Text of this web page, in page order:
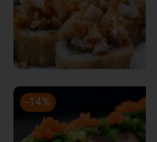
-14%